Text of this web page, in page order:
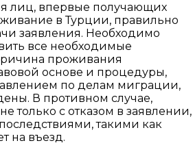
лиц, впервые получающих
в Турции, правильно
заявления. Необходимо
все необходимые
проживания
основе и процедуры,
по делам миграции,
В противном случае,
только с отказом в заявлении,
такими как
на въезд.